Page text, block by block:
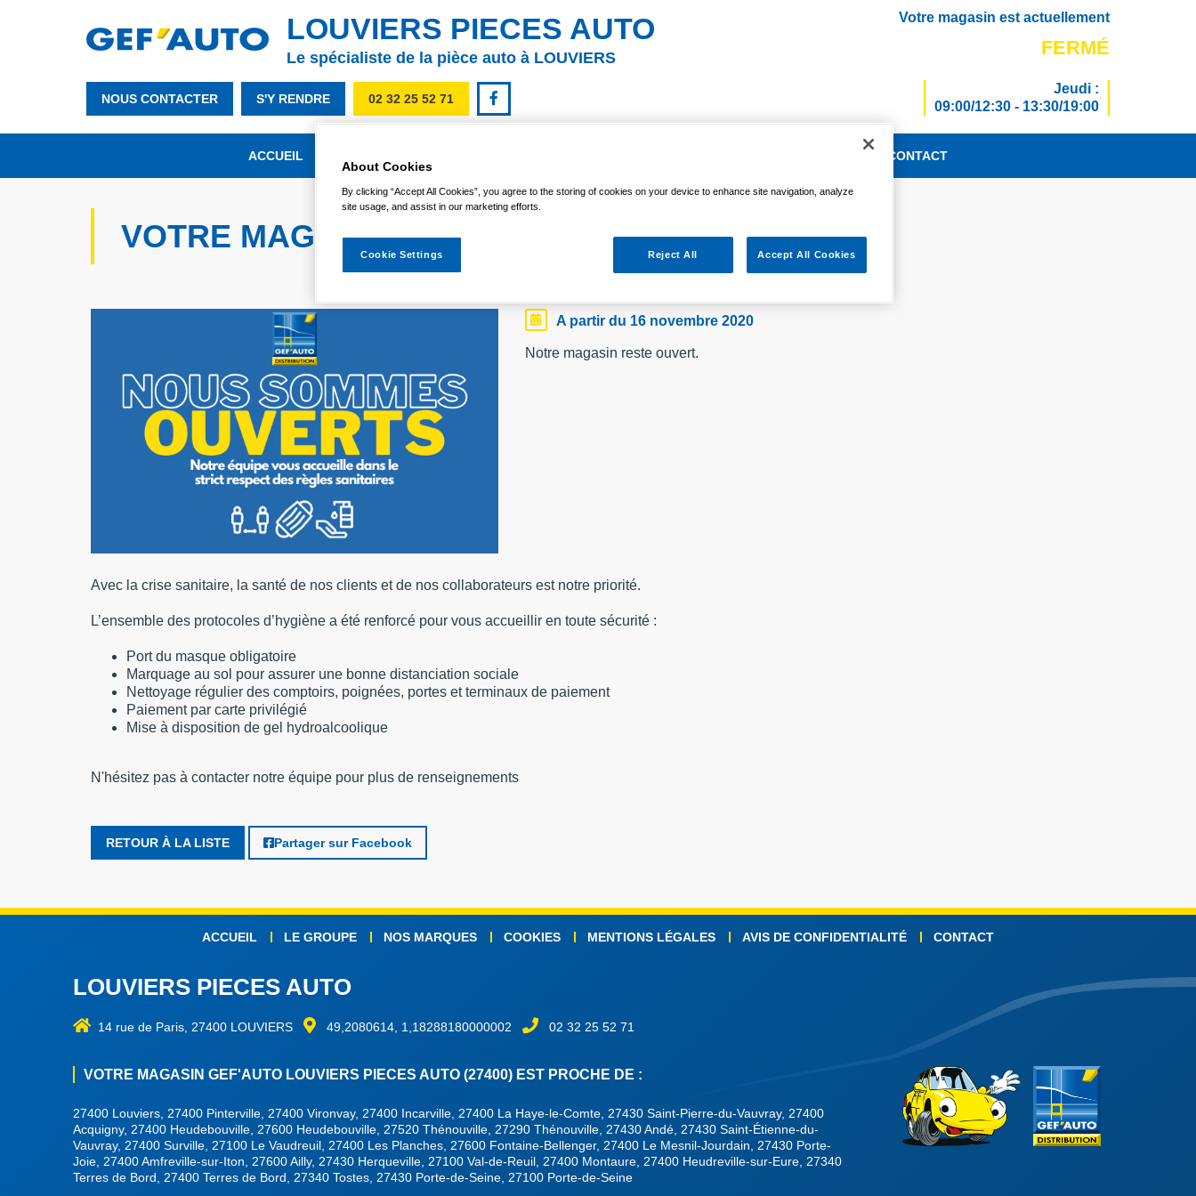
LOUVIERS PIECES AUTO
Le spécialiste de la pièce auto à LOUVIERS
NOUS CONTACTER S'Y RENDRE 02 32 25 52 71
Votre magasin est actuellement
FERMÉ
Jeudi :
09:00/12:30 - 13:30/19:00
ACCUEIL CONTACT
VOTRE MAGASIN GEF'AUTO EST OUVERT
A partir du 16 novembre 2020
Notre magasin reste ouvert.
Avec la crise sanitaire, la santé de nos clients et de nos collaborateurs est notre priorité.
L’ensemble des protocoles d’hygiène a été renforcé pour vous accueillir en toute sécurité :
Port du masque obligatoire
Marquage au sol pour assurer une bonne distanciation sociale
Nettoyage régulier des comptoirs, poignées, portes et terminaux de paiement
Paiement par carte privilégié
Mise à disposition de gel hydroalcoolique
N'hésitez pas à contacter notre équipe pour plus de renseignements
RETOUR À LA LISTE Partager sur Facebook
ACCUEIL LE GROUPE NOS MARQUES COOKIES MENTIONS LÉGALES AVIS DE CONFIDENTIALITÉ CONTACT
LOUVIERS PIECES AUTO
14 rue de Paris, 27400 LOUVIERS 49,2080614, 1,18288180000002 02 32 25 52 71
VOTRE MAGASIN GEF'AUTO LOUVIERS PIECES AUTO (27400) EST PROCHE DE :
27400 Louviers, 27400 Pinterville, 27400 Vironvay, 27400 Incarville, 27400 La Haye-le-Comte, 27430 Saint-Pierre-du-Vauvray, 27400
Acquigny, 27400 Heudebouville, 27600 Heudebouville, 27520 Thénouville, 27290 Thénouville, 27430 Andé, 27430 Saint-Étienne-du-
Vauvray, 27400 Surville, 27100 Le Vaudreuil, 27400 Les Planches, 27600 Fontaine-Bellenger, 27400 Le Mesnil-Jourdain, 27430 Porte-
Joie, 27400 Amfreville-sur-Iton, 27600 Ailly, 27430 Herqueville, 27100 Val-de-Reuil, 27400 Montaure, 27400 Heudreville-sur-Eure, 27340
Terres de Bord, 27400 Terres de Bord, 27340 Tostes, 27430 Porte-de-Seine, 27100 Porte-de-Seine
About Cookies
By clicking “Accept All Cookies”, you agree to the storing of cookies on your device to enhance site navigation, analyze
site usage, and assist in our marketing efforts.
Reject All Accept All Cookies
Cookie Settings